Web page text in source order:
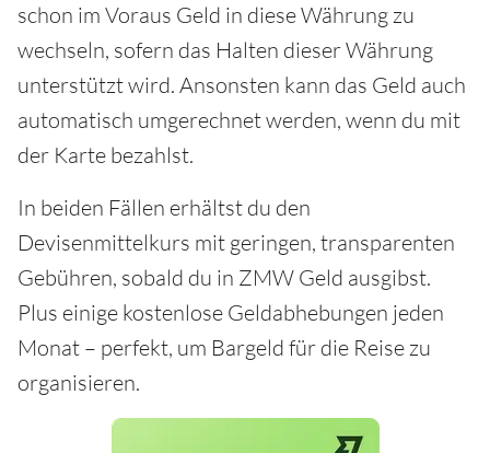
schon im Voraus Geld in diese Währung zu
wechseln, sofern das Halten dieser Währung
unterstützt wird. Ansonsten kann das Geld auch
automatisch umgerechnet werden, wenn du mit
der Karte bezahlst.
In beiden Fällen erhältst du den
Devisenmittelkurs mit geringen, transparenten
Gebühren, sobald du in ZMW Geld ausgibst.
Plus einige kostenlose Geldabhebungen jeden
Monat – perfekt, um Bargeld für die Reise zu
organisieren.